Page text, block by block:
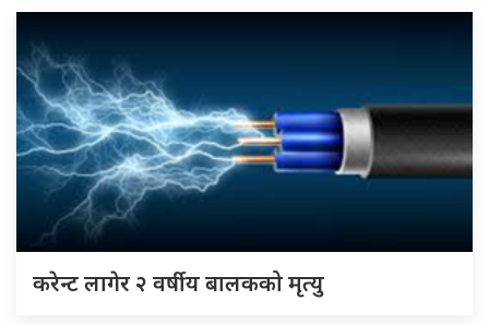
करेन्ट लागेर २ वर्षीय बालकको मृत्यु